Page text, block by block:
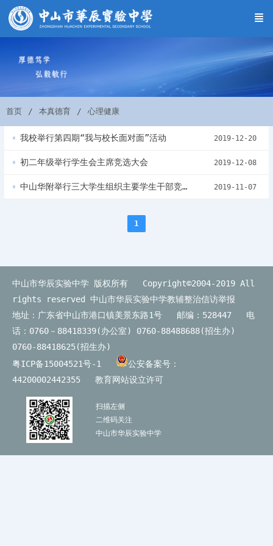
首页 本真德育 心理健康
我校举行第四期“我与校长面对面”活动 2019-12-20
初二年级举行学生会主席竞选大会 2019-12-08
中山华附举行三大学生组织主要学生干部竞聘活动 2019-11-07
1
中山市华辰实验中学 版权所有 Copyright©2004-2019 All
rights reserved 中山市华辰实验中学教辅整治信访举报
地址：广东省中山市港口镇美景东路1号 邮编：528447 电
话：0760－88418339(办公室) 0760-88488688(招生办)
0760-88418625(招生办)
粤ICP备15004521号-1
公安备案号：
44200002442355
教育网站设立许可
扫描左侧
二维码关注
中山市华辰实验中学